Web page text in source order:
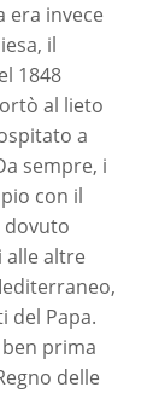
era invece
il
1848
al lieto
a
sempre, i
con il
alle altre
del Papa.
prima
delle